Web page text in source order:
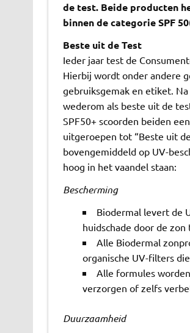
de test. Beide producten
binnen de categorie SPF
Beste uit de Test
Ieder jaar test de
Hierbij wordt onder andere
gebruiksgemak en etiket.
wederom als beste uit de
SPF50+ scoorden beiden
uitgeroepen tot “Beste uit
bovengemiddeld op UV-
hoog in het vaandel staan:
Bescherming
Biodermal levert de
huidschade door de zon
Alle Biodermal
organische UV-filters
Alle formules
verzorgen of zelfs
Duurzaamheid